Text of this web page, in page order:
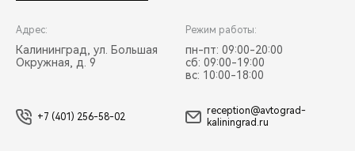
Адрес:
Калининград, ул. Большая
Окружная, д. 9
Режим работы:
пн-пт: 09:00-20:00
сб: 09:00-19:00
вс: 10:00-18:00
+7 (401) 256-58-02
reception@avtograd-
kaliningrad.ru